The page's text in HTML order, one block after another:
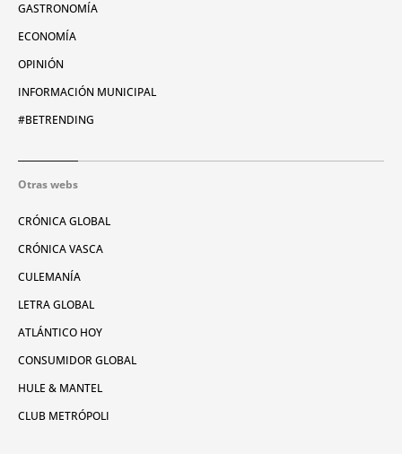
GASTRONOMÍA
ECONOMÍA
OPINIÓN
INFORMACIÓN MUNICIPAL
#BETRENDING
Otras webs
CRÓNICA GLOBAL
CRÓNICA VASCA
CULEMANÍA
LETRA GLOBAL
ATLÁNTICO HOY
CONSUMIDOR GLOBAL
HULE & MANTEL
CLUB METRÓPOLI